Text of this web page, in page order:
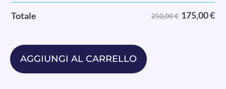
Totale 250,00 € 175,00€
AGGIUNGI AL CARRELLO